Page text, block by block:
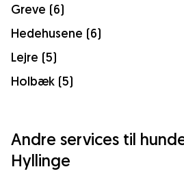
Greve (6)
Hedehusene (6)
Lejre (5)
Holbæk (5)
Andre services til
Hyllinge